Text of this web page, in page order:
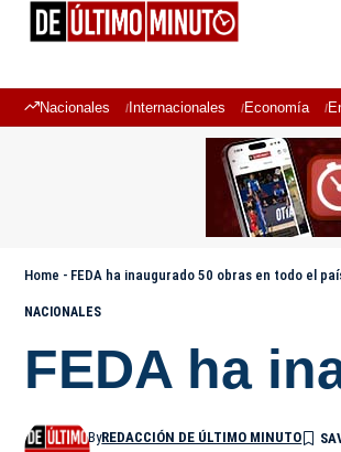
Nacionales Internacionales Economía
Home - FEDA ha inaugurado 50 obras en todo el
NACIONALES
FEDA ha
ByREDACCIÓN DE ÚLTIMO MINUTO